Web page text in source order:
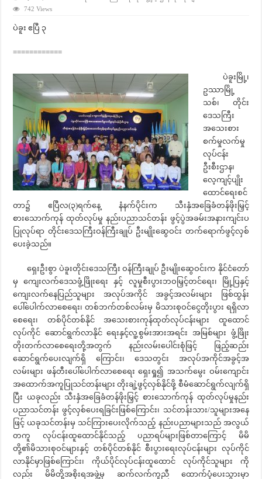
742 Views
ပဲခူး ဧပြီ ၃
============
ပဲခူးမြို့၊
ဥဿာမြို့
သစ်၊ တိုင်း
ဒေသကြီး
အသေးစား
စက်မှုလက်မှု
လုပ်ငန်း
ဦးစီးဌာန၊
လေ့ကျင့်ပျိုး
ထောင်ရေးစင်
တာ၌ ဧပြီလ(၃)ရက်နေ့ နံနက်ပိုင်းက သီးနှံအခြေခံတန်ဖိုးမြှင့်
စားသောက်ကုန် ထုတ်လုပ်မှု နည်းပညာသင်တန်း ဖွင့်ပွဲအခမ်းအနားကျင်းပ
ပြုလုပ်ရာ တိုင်းဒေသကြီးဝန်ကြီးချုပ် ဦးမျိုးဆွေဝင်း တက်ရောက်ဖွင့်လှစ်
ပေးခဲ့သည်။
ရှေးဦးစွာ ပဲခူးတိုင်းဒေသကြီး ဝန်ကြီးချုပ် ဦးမျိုးဆွေဝင်းက နိုင်ငံတော်
မှ ကျေးလက်ဒေသဖွံ့ဖြိုးရေး နှင့် လူမှုစီးပွားဘဝမြှင့်တင်ရေး၊ မြို့ပြနှင့်
ကျေးလက်နေပြည်သူများ အလုပ်အကိုင် အခွင့်အလမ်းများ ဖြစ်ထွန်း
ပေါ်ပေါက်လာစေရေး၊ တစ်ဘက်တစ်လမ်းမှ မိသားစုဝင်ငွေတိုးပွား ရရှိလာ
စေရေး၊ တစ်ပိုင်တစ်နိုင် အသေးစားကုန်ထုတ်လုပ်ငန်းများ ထူထောင်
လုပ်ကိုင် ဆောင်ရွက်လာနိုင် ရေးနှင့်လူ့စွမ်းအားအရင်း အမြစ်များ ဖွံ့ဖြိုး
တိုးတက်လာစေရေးတို့အတွက် နည်းလမ်းပေါင်းစုံဖြင့် ဖြည့်ဆည်း
ဆောင်ရွက်ပေးလျက်ရှိ ကြောင်း၊ ဒေသတွင်း အလုပ်အကိုင်အခွင့်အ
လမ်းများ ဖန်တီးပေါ်ပေါက်လာစေရေး ရှေးရှု၍ အသက်မွေး ဝမ်းကျောင်း
အထောက်အကူပြုသင်တန်းများ တိုးချဲ့ဖွင့်လှစ်နိုင်ဖို့ စီမံဆောင်ရွက်လျက်ရှိ
ပြီး ယခုလည်း သီးနှံအခြေခံတန်ဖိုးမြှင့် စားသောက်ကုန် ထုတ်လုပ်မှုနည်း
ပညာသင်တန်း ဖွင့်လှစ်ပေးရခြင်းဖြစ်ကြောင်း၊ သင်တန်းသား/သူများအနေ
ဖြင့် ယခုသင်တန်းမှ သင်ကြားပေးလိုက်သည့် နည်းပညာများသည် အလွယ်
တကူ လုပ်ငန်းထူထောင်နိုင်သည့် ပညာရပ်များဖြစ်တာကြောင့် မိမိ
တို့၏မိသားစုဝင်များနှင့် တစ်ပိုင်တစ်နိုင် စီးပွားရေးလုပ်ငန်းများ လုပ်ကိုင်
လာနိုင်မှာဖြစ်ကြောင်း၊ ကိုယ်ပိုင်လုပ်ငန်းထူထောင် လုပ်ကိုင်သူများ ကို
လည်း မိမိတို့အစိုးရအဖွဲ့မှ ဆက်လက်ကူညီ ထောက်ပံ့ပေးသွားမှာ